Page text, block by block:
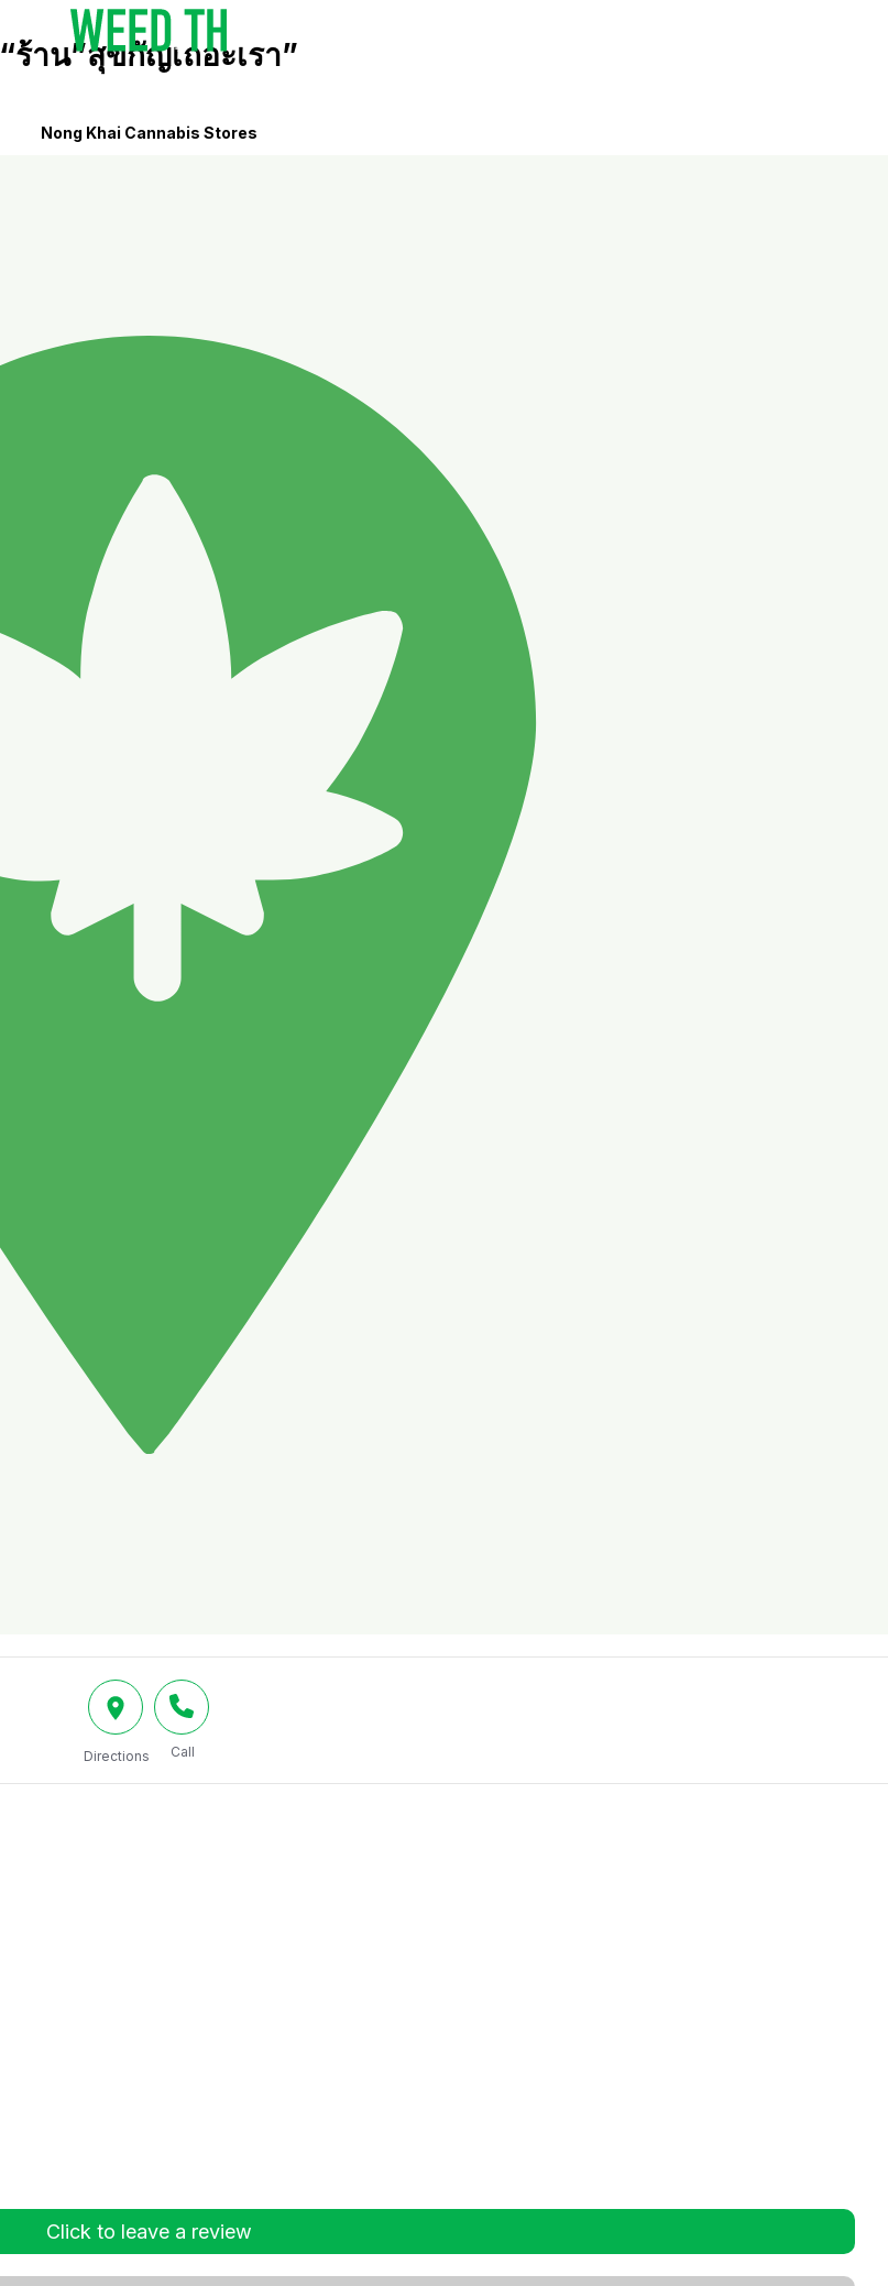
“ร้าน”สุขกัญเถอะเรา”
Nong Khai Cannabis Stores
Directions Call
Click to leave a review